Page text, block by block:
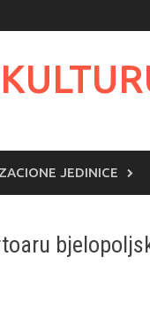
JEDINICE